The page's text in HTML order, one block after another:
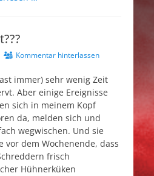
Kommentar hinterlassen
immer) sehr wenig Zeit
Aber einige Ereignisse
sich in meinem Kopf
da, melden sich und
wegwischen. Und sie
vor dem Wochenende, dass
frisch
Hühnerküken